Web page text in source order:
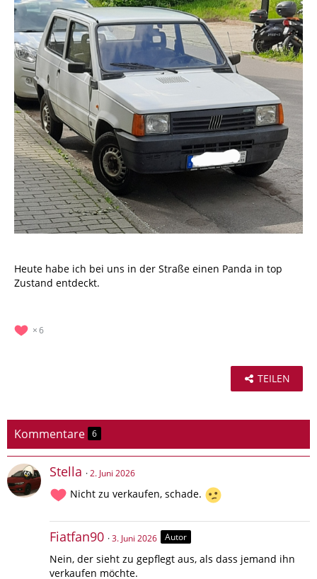
Heute habe ich bei uns in der Straße einen Panda in top
Zustand entdeckt.
6
TEILEN
Kommentare 6
Stella 2. Juni 2026
Nicht zu verkaufen, schade.
Fiatfan90 3. Juni 2026 Autor
Nein, der sieht zu gepflegt aus, als dass jemand ihn
verkaufen möchte.